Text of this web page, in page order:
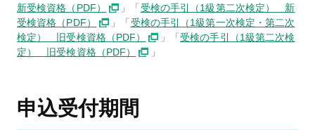
新受検資格（PDF）
」「 受検の手引（1級第二次検定） 新
受検資格（PDF）
」「 受検の手引（1級第一次検定・第二次
検定） 旧受検資格（PDF）
」「受検の手引（1級第二次検
定） 旧受検資格（PDF）
」
申込受付期間